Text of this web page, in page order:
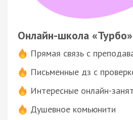
Онлайн-школа «Турбо»
Прямая связь с
Письменные дз с
Интересные онлайн-
Душевное комьюнити